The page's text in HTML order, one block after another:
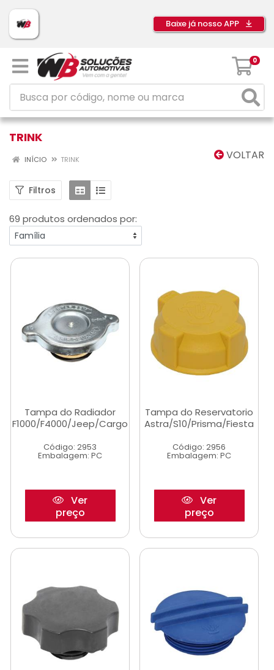
Baixe já nosso APP
0
TRINK
VOLTAR
INÍCIO TRINK
Filtros
69 produtos ordenados por:
Tampa do Radiador
F1000/F4000/Jeep/Cargo
Código: 2953
Embalagem: PC
Ver
preço
Tampa do Reservatorio
Astra/S10/Prisma/Fiesta
Código: 2956
Embalagem: PC
Ver
preço